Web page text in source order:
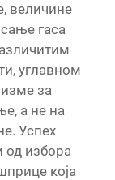
величине
гаса
углавном
за
а не на
Успех
од избора
која